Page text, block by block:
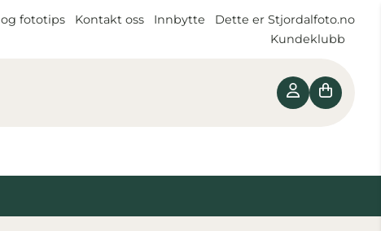
fototips Kontakt oss Innbytte
Dette er Stjordalfoto.no
Kundeklubb